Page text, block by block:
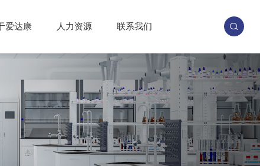
爱达康 人力资源 联系我们